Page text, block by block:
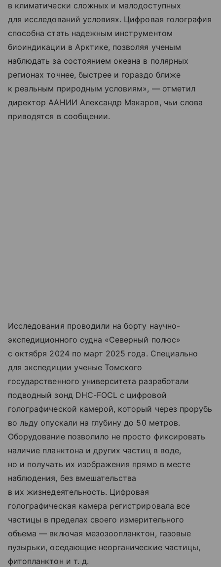
в климатически сложных и малодоступных
для исследований условиях. Цифровая голография
способна стать надежным инструментом
биоиндикации в Арктике, позволяя ученым
наблюдать за состоянием океана в полярных
регионах точнее, быстрее и гораздо ближе
к реальным природным условиям», — отметил
директор ААНИИ Александр Макаров, чьи слова
приводятся в сообщении.
Исследования проводили на борту научно-
экспедиционного судна «Северный полюс»
с октября 2024 по март 2025 года. Специально
для экспедиции ученые Томского
государственного университета разработали
подводный зонд DHC-FOCL с цифровой
голографической камерой, который через прорубь
во льду опускали на глубину до 50 метров.
Оборудование позволило не просто фиксировать
наличие планктона и других частиц в воде,
но и получать их изображения прямо в месте
наблюдения, без вмешательства
в их жизнедеятельность. Цифровая
голографическая камера регистрировала все
частицы в пределах своего измерительного
объема — включая мезозоопланктон, газовые
пузырьки, оседающие неорганические частицы,
фитопланктон и т. д.